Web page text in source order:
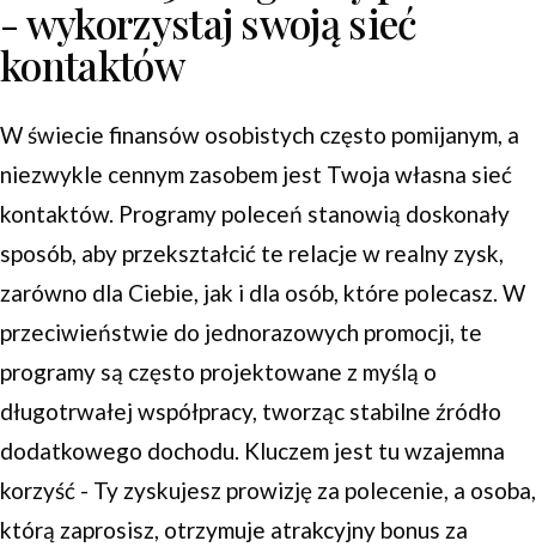
- wykorzystaj swoją sieć
kontaktów
W świecie finansów osobistych często pomijanym, a
niezwykle cennym zasobem jest Twoja własna sieć
kontaktów. Programy poleceń stanowią doskonały
sposób, aby przekształcić te relacje w realny zysk,
zarówno dla Ciebie, jak i dla osób, które polecasz. W
przeciwieństwie do jednorazowych promocji, te
programy są często projektowane z myślą o
długotrwałej współpracy, tworząc stabilne źródło
dodatkowego dochodu. Kluczem jest tu wzajemna
korzyść - Ty zyskujesz prowizję za polecenie, a osoba,
którą zaprosisz, otrzymuje atrakcyjny bonus za